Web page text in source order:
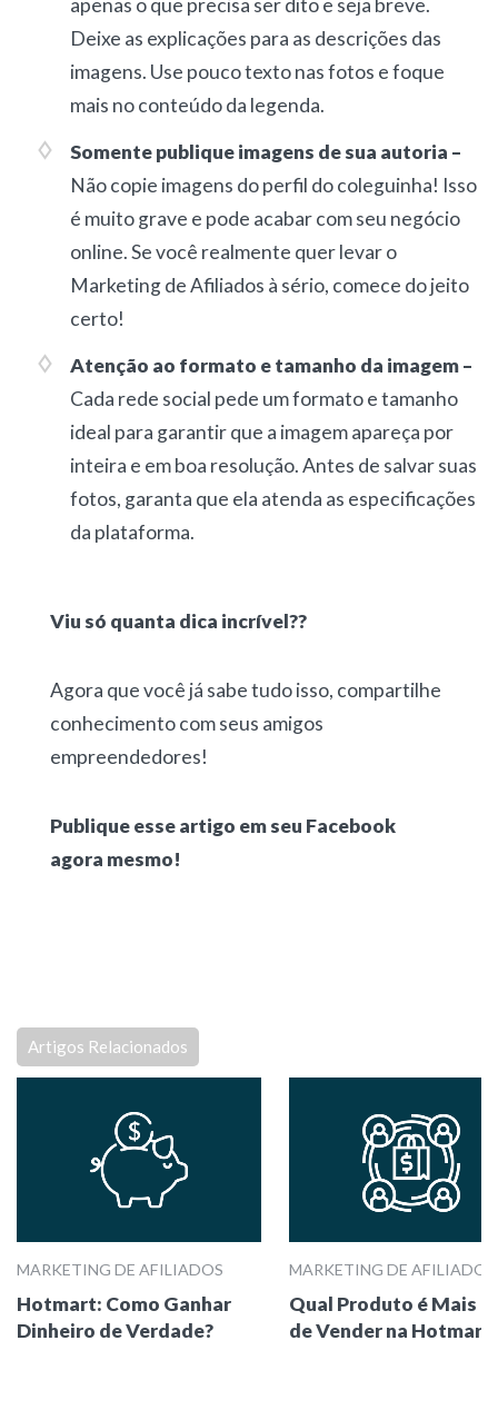
apenas o que precisa ser dito e seja breve.
Deixe as explicações para as descrições das
imagens. Use pouco texto nas fotos e foque
mais no conteúdo da legenda.
Somente publique imagens de sua autoria –
Não copie imagens do perfil do coleguinha! Isso
é muito grave e pode acabar com seu negócio
online. Se você realmente quer levar o
Marketing de Afiliados à sério, comece do jeito
certo!
Atenção ao formato e tamanho da imagem –
Cada rede social pede um formato e tamanho
ideal para garantir que a imagem apareça por
inteira e em boa resolução. Antes de salvar suas
fotos, garanta que ela atenda as especificações
da plataforma.
Viu só quanta dica incrível??
Agora que você já sabe tudo isso, compartilhe
conhecimento com seus amigos
empreendedores!
Publique esse artigo em seu Facebook
agora mesmo!
Artigos Relacionados
MARKETING DE AFILIADOS
Hotmart: Como Ganhar
Dinheiro de Verdade?
MARKETING DE AFILIADOS
Qual Produto é Mais
de Vender na